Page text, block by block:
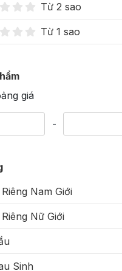
Từ 2 sao
Từ 1 sao
giá
-
Nam Giới
Nữ Giới
Sinh